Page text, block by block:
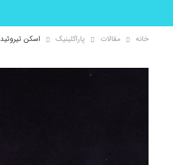
خانه مقالات پاراکلینیک اسکن تیروئید